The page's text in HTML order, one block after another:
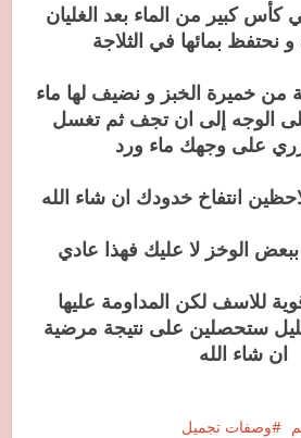
كأس كبير من الماء بعد الغليان
نحتفظ بمائها في الثلاجة
من خميرة الخبز و نضيف لها ماء
الوجه إلى ان تجف ثم تغسل
على وجهك ماء ورد
انتفاخ خدودك ان شاء الله
الوخز لا عليك فهذا عادي
للاسف لكن المداومة عليها
ستحصلين على نتيجة مرضية
ان شاء الله
وصفات تجميل